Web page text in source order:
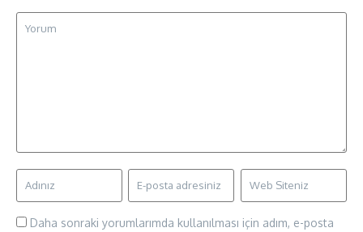
Daha sonraki yorumlarımda kullanılması için adım, e-posta